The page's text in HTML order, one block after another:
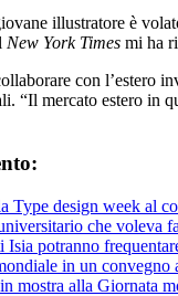
illustratore è
New York Times mi ha
con l’estero
“Il mercato estero in
Type design week al
che voleva
Isia potranno
in un convegno
mostra alla Giornata